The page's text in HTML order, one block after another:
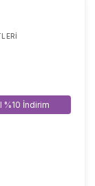
%10 İndirim